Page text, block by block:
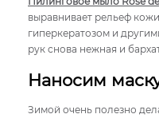
выравнивает рельеф
гиперкератозом и
рук снова нежная и
Наносим
Зимой очень полезно